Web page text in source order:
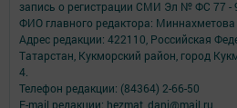
запись о регистрации СМИ Эл № ФС 77 -
ФИО главного редактора:
Адрес редакции: 422110, Российская
Татарстан, Кукморский район, город
4.
Телефон редакции: (84364) 2-66-50
E-mail редакции: hezmat_dani@mail.ru